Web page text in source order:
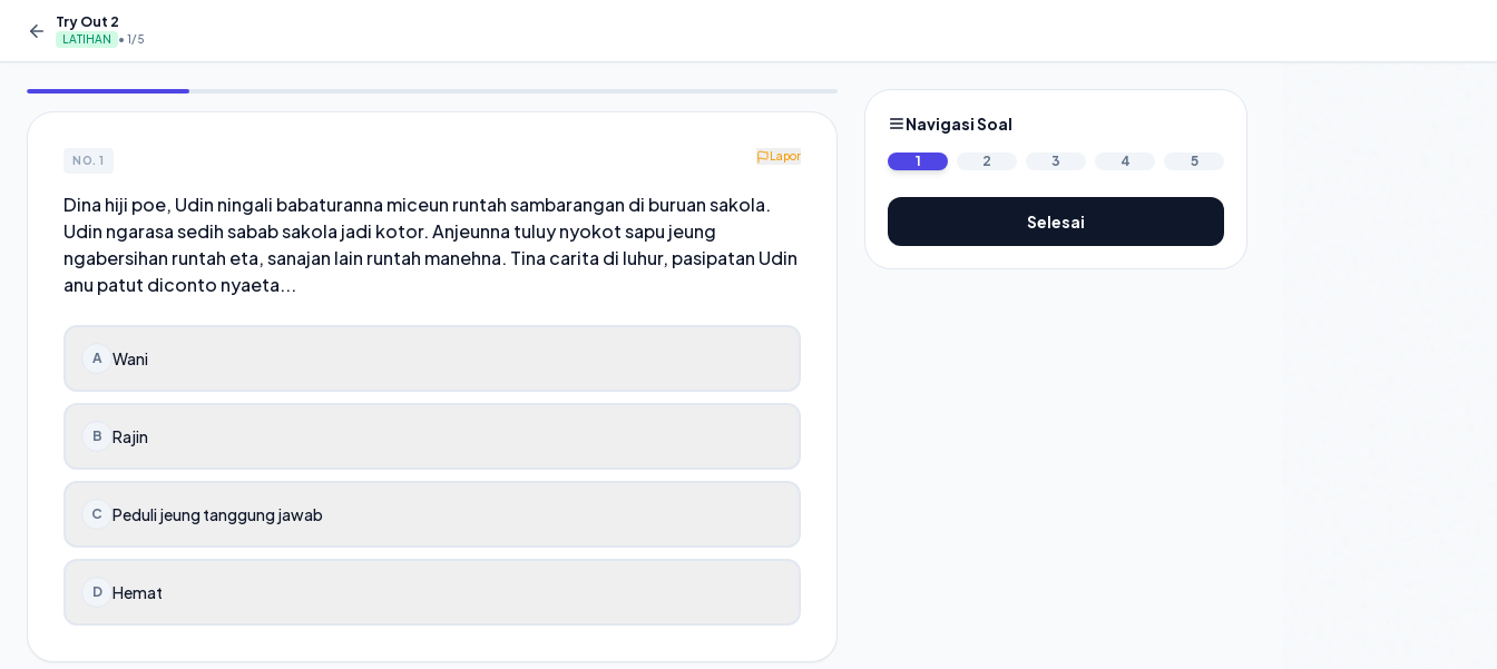
Try Out 2
LATIHAN • 1/5
NO. 1 Lapor
Dina hiji poe, Udin ningali babaturanna miceun runtah sambarangan di buruan sakola.
Udin ngarasa sedih sabab sakola jadi kotor. Anjeunna tuluy nyokot sapu jeung
ngabersihan runtah eta, sanajan lain runtah manehna. Tina carita di luhur, pasipatan Udin
anu patut diconto nyaeta...
A Wani
B Rajin
C Peduli jeung tanggung jawab
D Hemat
Navigasi Soal
1 2 3 4 5
Selesai